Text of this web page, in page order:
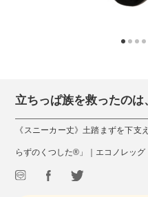
立ちっぱ族を救ったの
《スニーカー丈》土踏まずを下支
らずのくつした®」｜エコノレッグ